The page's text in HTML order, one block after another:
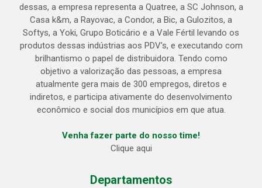
dessas, a empresa representa a Quatree, a SC Johnson, a
Casa k&m, a Rayovac, a Condor, a Bic, a Gulozitos, a
Softys, a Yoki, Grupo Boticário e a Vale Fértil levando os
produtos dessas indústrias aos PDV’s, e executando com
brilhantismo o papel de distribuidora. Tendo como
objetivo a valorização das pessoas, a empresa
atualmente gera mais de 300 empregos, diretos e
indiretos, e participa ativamente do desenvolvimento
econômico e social dos municípios em que atua.
Venha fazer parte do nosso time!
Clique aqui
Departamentos